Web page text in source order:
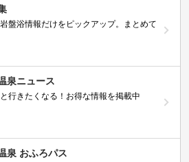
盤浴情報だけをピックアップ。まとめて
泉ニュース
行きたくなる！お得な情報を掲載中
泉 おふろパス